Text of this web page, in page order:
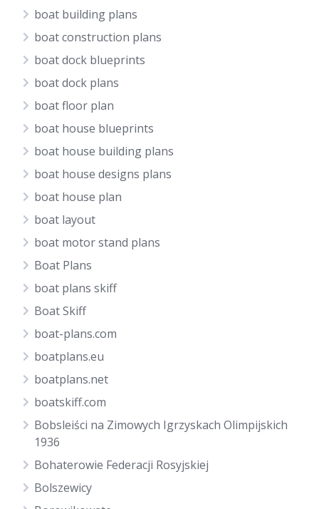
boat building plans
boat construction plans
boat dock blueprints
boat dock plans
boat floor plan
boat house blueprints
boat house building plans
boat house designs plans
boat house plan
boat layout
boat motor stand plans
Boat Plans
boat plans skiff
Boat Skiff
boat-plans.com
boatplans.eu
boatplans.net
boatskiff.com
Bobsleiści na Zimowych Igrzyskach Olimpijskich
1936
Bohaterowie Federacji Rosyjskiej
Bolszewicy